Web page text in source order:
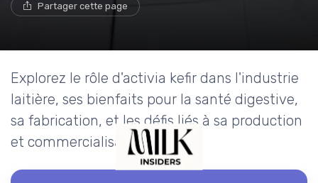
Partager cette page
Explorez le rôle d'activia kefir dans l'industrie
laitière, ses bienfaits pour la santé digestive,
sa fabrication, et les défis liés à sa production
et commercialisation.